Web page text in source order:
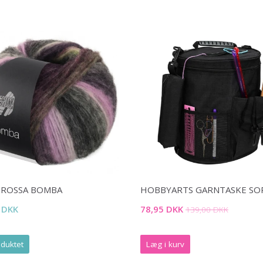
BOMBA
HOBBYARTS GARNTASKE
78,95 DKK 139,00 DKK
Læg i kurv